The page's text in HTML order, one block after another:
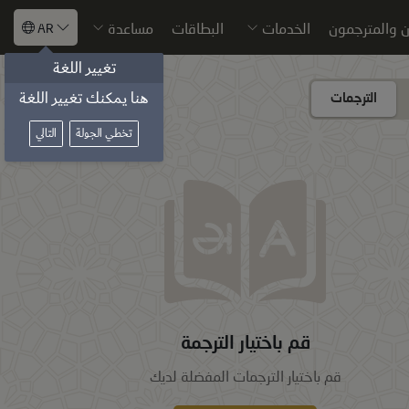
والمترجمون الخدمات البطاقات مساعدة AR
الترجمات اختيار الترجمة
قم باختيار الترجمة
قم باختيار الترجمات المفضلة لديك
تغيير اللغة
هنا يمكنك تغيير اللغة
تخطي الجولة التالي